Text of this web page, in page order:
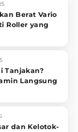
Berat Vario
Roller yang
Tanjakan?
Langsung
dan Kelotok-